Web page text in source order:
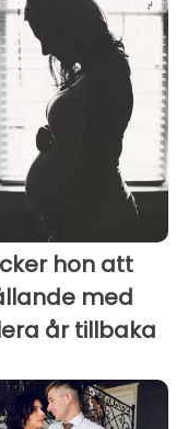
hon att
med
år tillbaka